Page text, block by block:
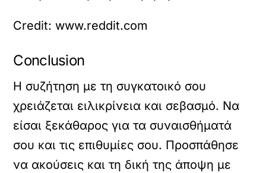
Credit: www.reddit.com
Conclusion
Η συζήτηση με τη συγκατοικό σου
χρειάζεται ειλικρίνεια και σεβασμό. Να
είσαι ξεκάθαρος για τα συναισθήματά
σου και τις επιθυμίες σου. Προσπάθησε
να ακούσεις και τη δική της άποψη με